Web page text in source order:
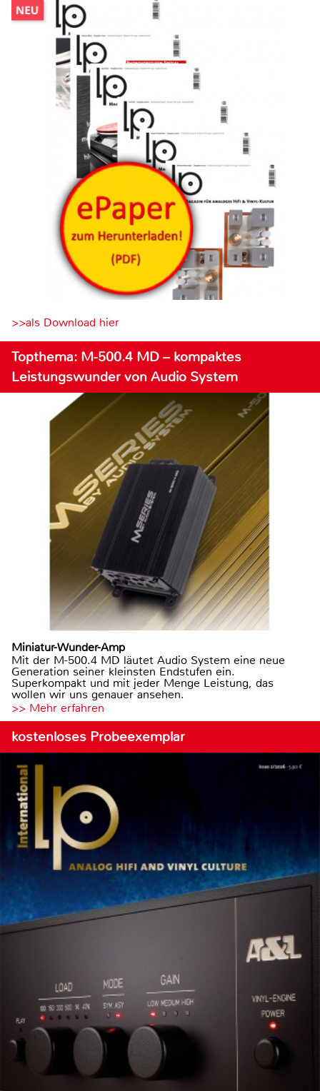
>>als Download hier
Topthema: M-500.4 MD – kompaktes
Leistungswunder von Audio System
Miniatur-Wunder-Amp
Mit der M-500.4 MD läutet Audio System eine neue
Generation seiner kleinsten Endstufen ein.
Superkompakt und mit jeder Menge Leistung, das
wollen wir uns genauer ansehen.
>> Mehr erfahren
kostenloses Probeexemplar